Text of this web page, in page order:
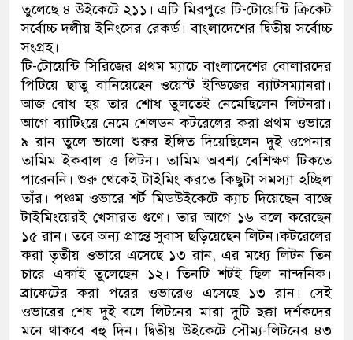
অবৈধ বিদেশি পিস্তল,
ডাকাতির প্রস্তুতিকালে
থানা পুলিশ
তুলেছে ৪ উইকেটে ২১১। এটি মিরপুরে টি-টোয়েন্টি ক্রিকেট
সর্বোচ্চ দলীয় ইনিংসের রেকর্ড। বাংলাদেশের দ্বিতীয় সর্বোচ্চ
সংগ্রহ।
টি-টোয়েন্টি সিরিজের প্রথম ম্যাচে বাংলাদেশের বোলারদের
পিটিয়ে ছাতু বানিয়েছেন ওয়েস্ট ইন্ডিজের ব্যাটসম্যানরা।
আজ বোধ হয় তার শোধ তুলতেই নেমেছিলেন লিটনরা।
আগে ব্যাটিংয়ে নেমে শেলডন কটরেলের করা প্রথম ওভারে
৯ রান তুলে ভালো শুরুর ইঙ্গিত দিয়েছিলেন দুই ওপেনার
তামিম ইকবাল ও লিটন। তামিম অবশ্য বেশিক্ষণ টিকতে
পারেননি। শুরু থেকেই টাইমিং করতে কিছুটা সমস্যা হচ্ছিল
তাঁর। পঞ্চম ওভারে শর্ট মিডউইকেটে ক্যাচ দিয়েছেন বাজে
টাইমিংয়েরই খেসারত গুণে। তার আগে ১৬ বলে করেছেন
১৫ রান। তবে অন্য প্রান্তে সুবাস ছড়িয়েছেন লিটন।কটরেলের
করা তৃতীয় ওভারে এসেছে ১৩ রান, এর মধ্যে লিটন তিন
চারে একাই তুলেছেন ১২। তিনটি শটই ছিল নান্দনিক।
ব্রাফেটের করা পরের ওভারেও এসেছে ১৩ রান। সেই
ওভারের শেষ দুই বলে লিটনের মারা দুটি ছক্কা দর্শকদের
মনে থাকবে বহু দিন। দ্বিতীয় উইকেটে সৌম্য-লিটনের ৪৩